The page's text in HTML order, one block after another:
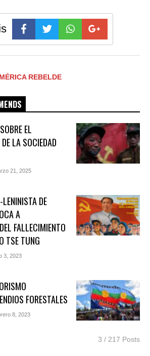
REBELDE
EL
LA SOCIEDAD
21, 2025
DE
A
FALLECIMIENTO
TSE TUNG
3, 2023
FORESTALES
8, 2023
3 / 217 Posts